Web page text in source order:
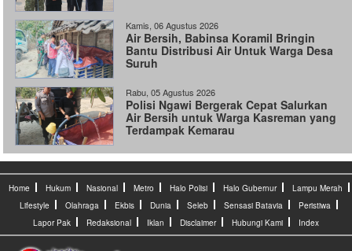
Kamis, 06 Agustus 2026
Air Bersih, Babinsa Koramil Bringin
Bantu Distribusi Air Untuk Warga Desa
Suruh
Rabu, 05 Agustus 2026
Polisi Ngawi Bergerak Cepat Salurkan
Air Bersih untuk Warga Kasreman yang
Terdampak Kemarau
Home Hukum Nasional Metro Halo Polisi Halo Gubernur
Lampu Merah
Lifestyle
Olahraga Ekbis Dunia Seleb Sensasi Batavia
Peristiwa
Lapor Pak
Redaksional Iklan Disclaimer Hubungi Kami Index